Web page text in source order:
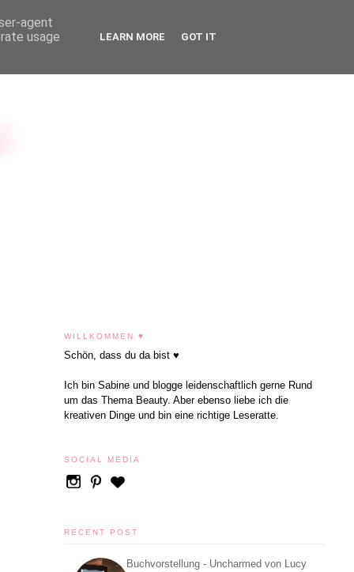
WILLKOMMEN ♥
Schön, dass du da bist ♥
Ich bin Sabine und blogge leidenschaftlich gerne Rund
um das Thema Beauty. Aber ebenso liebe ich die
kreativen Dinge und bin eine richtige Leseratte.
SOCIAL MEDIA
RECENT POST
Buchvorstellung - Uncharmed von Lucy
agent
usage
LEARN MORE GOT IT